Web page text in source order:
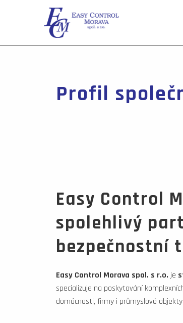
Profil
Easy Control
spolehlivý
bezpečnostní
Easy Control Morava spol. s r.o. je
specializuje na poskytování
domácnosti, firmy i průmyslové objekty.